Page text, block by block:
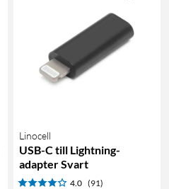
Linocell
USB-C till Lightning-
adapter Svart
4.0 (91)